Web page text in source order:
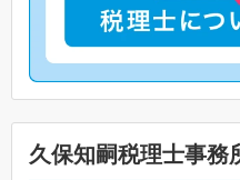
久保知嗣税理士事務